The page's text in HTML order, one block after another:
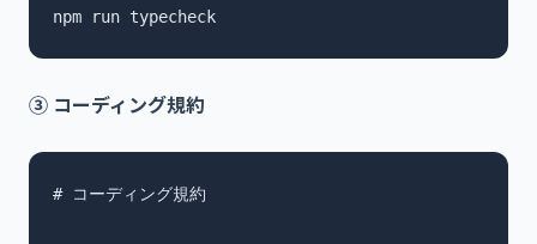
npm run typecheck
③ コーディング規約
# コーディング規約